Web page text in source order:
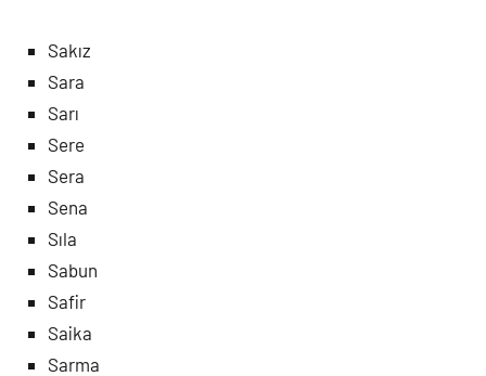
Sakız
Sara
Sarı
Sere
Sera
Sena
Sıla
Sabun
Safir
Saika
Sarma